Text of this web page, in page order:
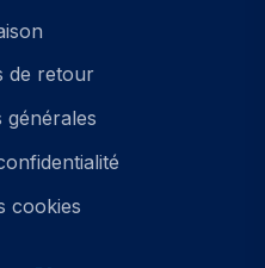
de retour
générales
cookies